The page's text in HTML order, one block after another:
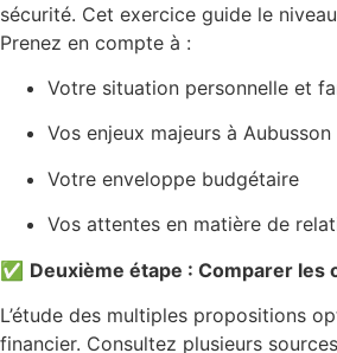
sécurité. Cet exercice guide le
Prenez en compte à :
Votre situation personnelle et
Vos enjeux majeurs à Aubusson
Votre enveloppe budgétaire
Vos attentes en matière de
✅ Deuxième étape : Comparer les
L’étude des multiples propositions
financier. Consultez plusieurs